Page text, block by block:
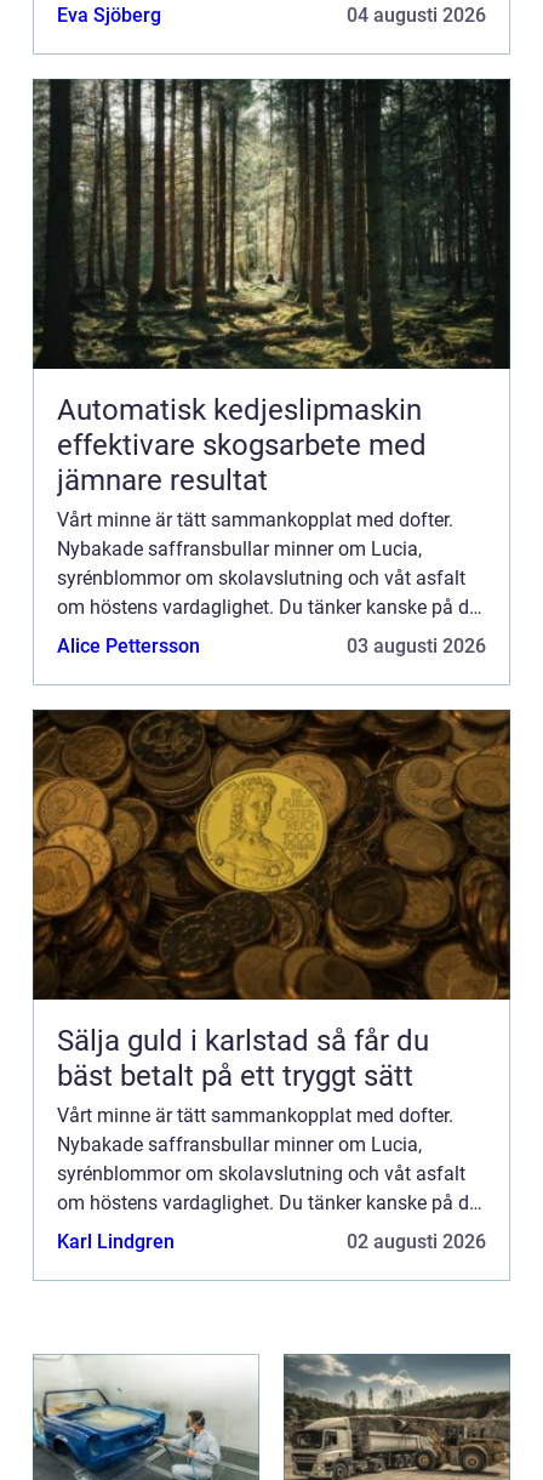
mormor när du k&aum...
Eva Sjöberg 04 augusti 2026
Automatisk kedjeslipmaskin
effektivare skogsarbete med
jämnare resultat
Vårt minne är tätt sammankopplat med dofter.
Nybakade saffransbullar minner om Lucia,
syrénblommor om skolavslutning och våt asfalt
om höstens vardaglighet. Du tänker kanske på din
mormor när du k&aum...
Alice Pettersson 03 augusti 2026
Sälja guld i karlstad så får du
bäst betalt på ett tryggt sätt
Vårt minne är tätt sammankopplat med dofter.
Nybakade saffransbullar minner om Lucia,
syrénblommor om skolavslutning och våt asfalt
om höstens vardaglighet. Du tänker kanske på din
mormor när du k&aum...
Karl Lindgren 02 augusti 2026